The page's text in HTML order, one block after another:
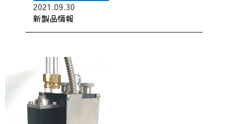
2021.09.30
新製品情報